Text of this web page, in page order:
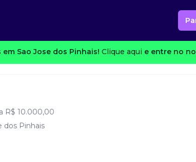
Sao Jose dos Pinhais! Clique aqui e entre no
R$ 10.000,00
dos Pinhais